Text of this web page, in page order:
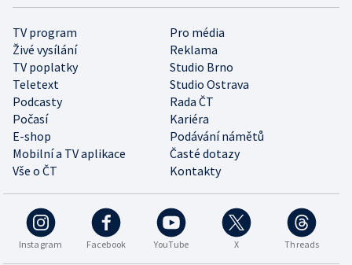
TV program
Pro média
Živé vysílání
Reklama
TV poplatky
Studio Brno
Teletext
Studio Ostrava
Podcasty
Rada ČT
Počasí
Kariéra
E-shop
Podávání námětů
Mobilní a TV aplikace
Časté dotazy
Vše o ČT
Kontakty
Instagram Facebook YouTube X Threads